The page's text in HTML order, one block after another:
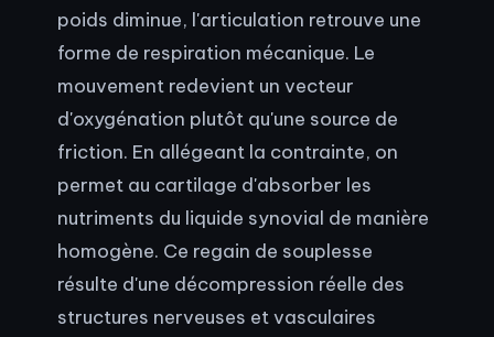
poids diminue, l'articulation retrouve une
forme de respiration mécanique. Le
mouvement redevient un vecteur
d'oxygénation plutôt qu'une source de
friction. En allégeant la contrainte, on
permet au cartilage d'absorber les
nutriments du liquide synovial de manière
homogène. Ce regain de souplesse
résulte d'une décompression réelle des
structures nerveuses et vasculaires